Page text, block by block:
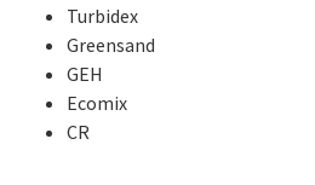
Turbidex
Greensand
GEH
Ecomix
CR